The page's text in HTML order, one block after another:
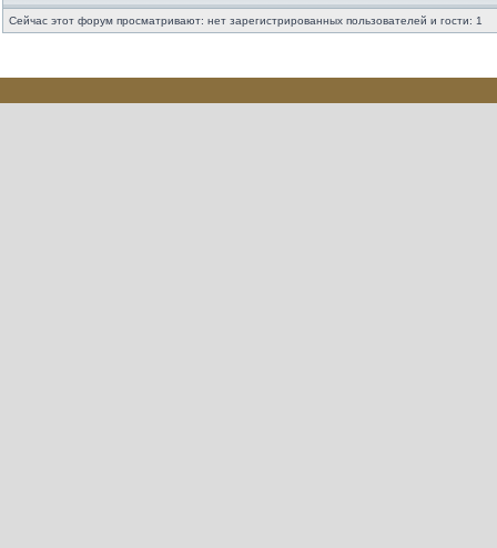
Сейчас этот форум просматривают: нет зарегистрированных пользователей и гости: 1